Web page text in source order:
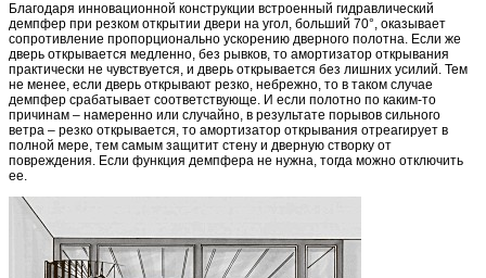
Благодаря инновационной конструкции встроенный гидравлический
демпфер при резком открытии двери на угол, больший 70°, оказывает
сопротивление пропорционально ускорению дверного полотна. Если же
дверь открывается медленно, без рывков, то амортизатор открывания
практически не чувствуется, и дверь открывается без лишних усилий. Тем
не менее, если дверь открывают резко, небрежно, то в таком случае
демпфер срабатывает соответствующе. И если полотно по каким-то
причинам – намеренно или случайно, в результате порывов сильного
ветра – резко открывается, то амортизатор открывания отреагирует в
полной мере, тем самым защитит стену и дверную створку от
повреждения. Если функция демпфера не нужна, тогда можно отключить
ее.